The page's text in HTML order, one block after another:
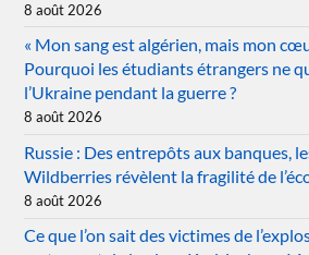
8 août 2026
« Mon sang est algérien, mais mon
Pourquoi les étudiants étrangers ne
l’Ukraine pendant la guerre ?
8 août 2026
Russie : Des entrepôts aux banques,
Wildberries révèlent la fragilité de
8 août 2026
Ce que l’on sait des victimes de